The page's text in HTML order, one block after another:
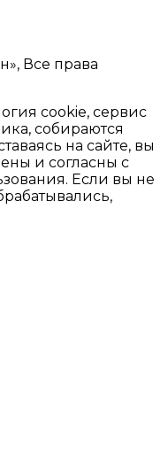
Все права
cookie, сервис
собираются
на сайте, вы
и согласны с
Если вы не